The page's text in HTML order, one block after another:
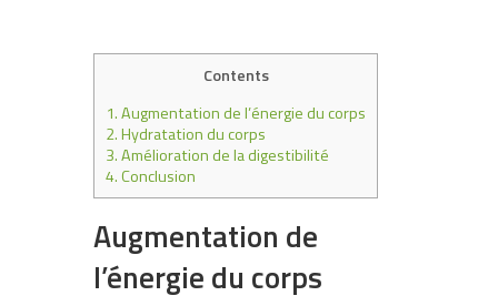
Contents
1.Augmentation de l’énergie du corps
2.Hydratation du corps
3.Amélioration de la digestibilité
4.Conclusion
Augmentation de
l’énergie du corps